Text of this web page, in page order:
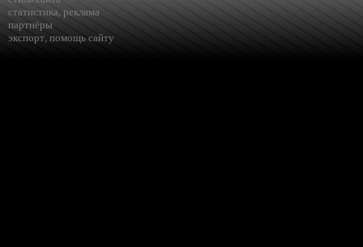
статистика, реклама
партнёры
экспорт, помощь сайту